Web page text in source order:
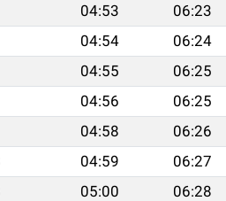
04:53 06:23
04:54 06:24
04:55 06:25
04:56 06:25
04:58 06:26
04:59 06:27
05:00 06:28